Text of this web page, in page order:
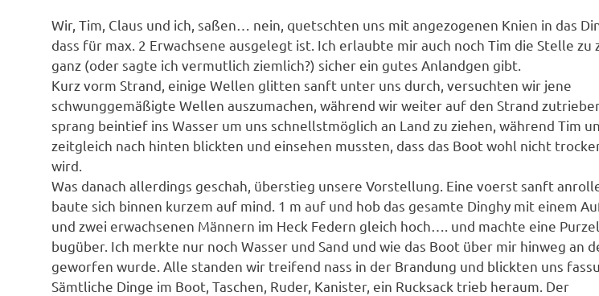
Wir, Tim, Claus und ich, saßen… nein, quetschten uns mit angezogenen Knien in das
dass für max. 2 Erwachsene ausgelegt ist. Ich erlaubte mir auch noch Tim die Stelle zu
ganz (oder sagte ich vermutlich ziemlich?) sicher ein gutes Anlandgen gibt.
Kurz vorm Strand, einige Wellen glitten sanft unter uns durch, versuchten wir jene
schwunggemäßigte Wellen auszumachen, während wir weiter auf den Strand
sprang beintief ins Wasser um uns schnellstmöglich an Land zu ziehen, während Tim
zeitgleich nach hinten blickten und einsehen mussten, dass das Boot wohl nicht
wird.
Was danach allerdings geschah, überstieg unsere Vorstellung. Eine voerst sanft
baute sich binnen kurzem auf mind. 1 m auf und hob das gesamte Dinghy mit einem
und zwei erwachsenen Männern im Heck Federn gleich hoch…. und machte eine
bugüber. Ich merkte nur noch Wasser und Sand und wie das Boot über mir hinweg an
geworfen wurde. Alle standen wir treifend nass in der Brandung und blickten uns
Sämtliche Dinge im Boot, Taschen, Ruder, Kanister, ein Rucksack trieb heraum. Der